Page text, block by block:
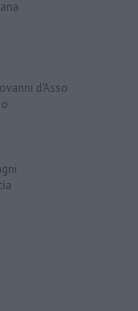
d'Asso